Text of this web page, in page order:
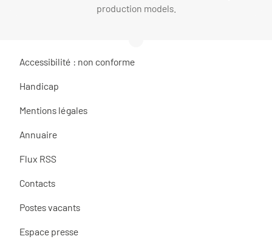
production models.
Accessibilité : non conforme
Handicap
Mentions légales
Annuaire
Flux RSS
Contacts
Postes vacants
Espace presse